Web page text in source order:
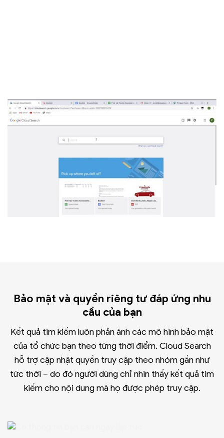
Bảo mật và quyền riêng tư đáp ứng nhu
cầu của bạn
Kết quả tìm kiếm luôn phản ánh các mô hình bảo mật
của tổ chức bạn theo từng thời điểm. Cloud Search
hỗ trợ cập nhật quyền truy cập theo nhóm gần như
tức thời – do đó người dùng chỉ nhìn thấy kết quả tìm
kiếm cho nội dung mà họ được phép truy cập.